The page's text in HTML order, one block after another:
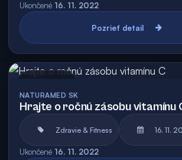
Ukončené 16. 11. 2022
Pozrieť detail
NATURAMED SK
Hrajte o ročnú zásobu vitamínu
Zdravie & Fitness 16. 11.
Ukončené 16. 11. 2022